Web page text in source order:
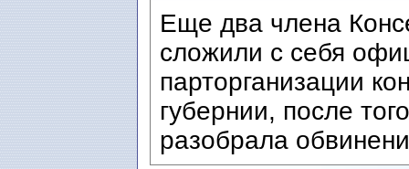
Еще два члена
сложили с себя
парторганизации
губернии, после
разобрала